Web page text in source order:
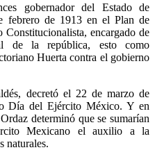
gobernador del Estado de
febrero de 1913 en el Plan de
encargado de
de la república, esto como
Huerta contra el gobierno
decretó el 22 de marzo de
Día del Ejército México. Y en
determinó que se sumarían
Mexicano el auxilio a la
naturales.